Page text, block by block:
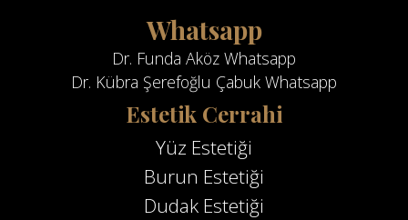
Whatsapp
Dr. Funda Aköz Whatsapp
Dr. Kübra Şerefoğlu Çabuk Whatsapp
Estetik Cerrahi
Yüz Estetiği
Burun Estetiği
Dudak Estetiği